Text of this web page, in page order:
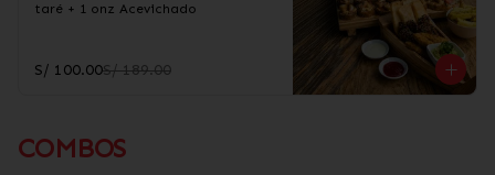
taré + 1 onz Acevichado
S/ 100.00S/ 189.00
COMBOS